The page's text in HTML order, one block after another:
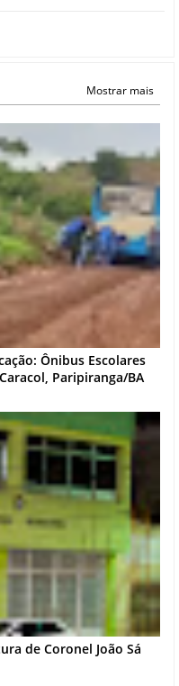
Mostrar mais
Ônibus Escolares
Paripiranga/BA
de Coronel João Sá